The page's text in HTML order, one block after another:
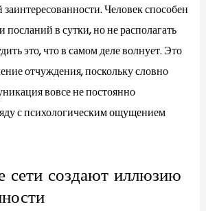
заинтересованности. Человек способен
посланий в сутки, но не располагать
это, что в самом деле волнует. Это
отчуждения, поскольку словно
вовсе не постоянно
с психологическим ощущением
сети создают иллюзию